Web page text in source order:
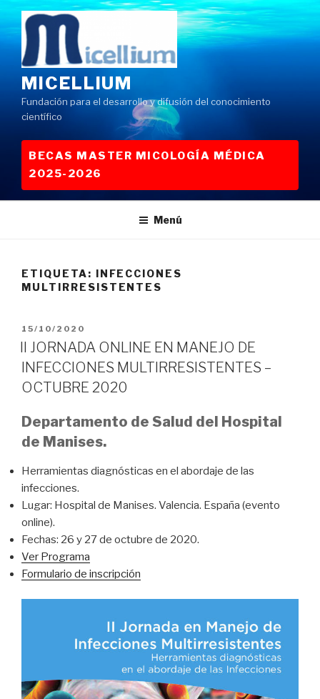
Saltar
al
contenido
MICELLIUM
Fundación para el desarrollo y difusión del conocimiento
científico
BECAS MASTER MICOLOGÍA MÉDICA
2025-2026
Menú
ETIQUETA: INFECCIONES
MULTIRRESISTENTES
PUBLICADO
EL
15/10/2020
II JORNADA ONLINE EN MANEJO DE
INFECCIONES MULTIRRESISTENTES –
OCTUBRE 2020
Departamento de Salud del Hospital
de Manises.
Herramientas diagnósticas en el abordaje de las
infecciones.
Lugar: Hospital de Manises. Valencia. España (evento
online).
Fechas: 26 y 27 de octubre de 2020.
Ver Programa
Formulario de inscripción